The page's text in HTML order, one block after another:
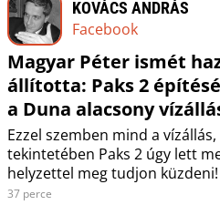
KOVÁCS ANDRÁS
Facebook
Magyar Péter ismét
állította: Paks 2
a Duna alacsony
Ezzel szemben mind a
tekintetében Paks 2 úgy lett
helyzettel meg tudjon küzdeni!
37 perce